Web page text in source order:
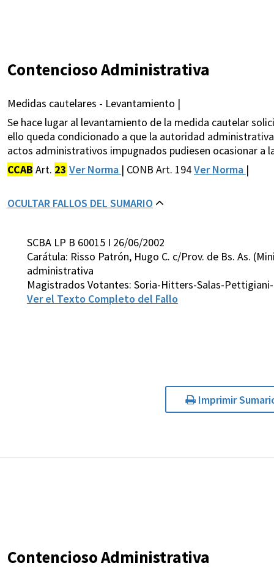
Contencioso Administrativa
Medidas cautelares - Levantamiento |
Se hace lugar al levantamiento de la medida cautelar
ello queda condicionado a que la autoridad
actos administrativos impugnados pudiesen ocasionar a
CCAB Art. 23 Ver Norma | CONB Art. 194Ver Norma |
OCULTAR FALLOS DEL SUMARIO
SCBA LP B 60015 I 26/06/2002
Carátula: Risso Patrón, Hugo C. c/Prov. de Bs. As.
administrativa
Magistrados Votantes: Soria-Hitters-Salas-
Ver el Texto Completo del Fallo
Imprimir
Contencioso Administrativa